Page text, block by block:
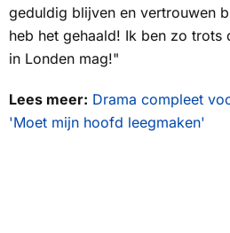
geduldig blijven en vertrouwen
heb het gehaald! Ik ben zo trots
in Londen mag!"
Lees meer: Drama compleet
'Moet mijn hoofd leegmaken'